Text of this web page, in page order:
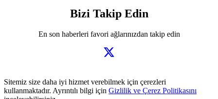
Bizi Takip Edin
En son haberleri favori ağlarınızdan takip edin
Sitemiz size daha iyi hizmet verebilmek için çerezleri
kullanmaktadır. Ayrıntılı bilgi için Gizlilik ve Çerez Politikasını